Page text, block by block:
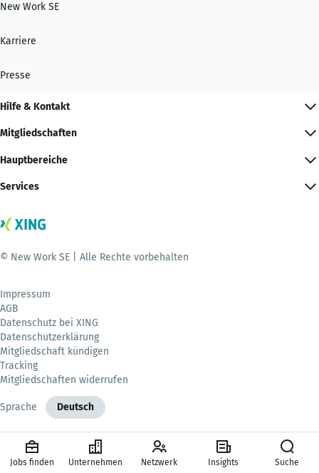
New Work SE
Karriere
Presse
Hilfe & Kontakt
Mitgliedschaften
Hauptbereiche
Services
© New Work SE | Alle Rechte vorbehalten
Impressum
AGB
Datenschutz bei XING
Datenschutzerklärung
Mitgliedschaft kündigen
Tracking
Mitgliedschaften widerrufen
Sprache Deutsch
Jobs finden Unternehmen Netzwerk Insights Suche